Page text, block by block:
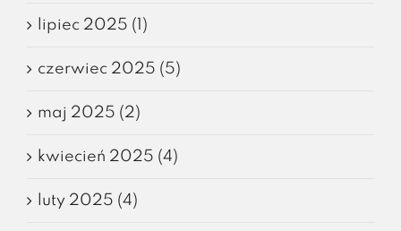
lipiec 2025 (1)
czerwiec 2025 (5)
maj 2025 (2)
kwiecień 2025 (4)
luty 2025 (4)